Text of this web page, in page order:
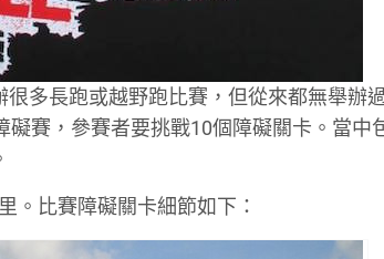
多長跑或越野跑比賽，但從來都無舉辦
賽，參賽者要挑戰10個障礙關卡。當中
。比賽障礙關卡細節如下：